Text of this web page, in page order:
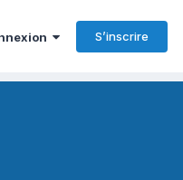
S’inscrire